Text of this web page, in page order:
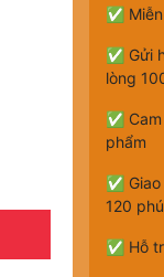
✅
✅ Gửi
lòng
✅
phẩm
✅
120
✅ Hỗ